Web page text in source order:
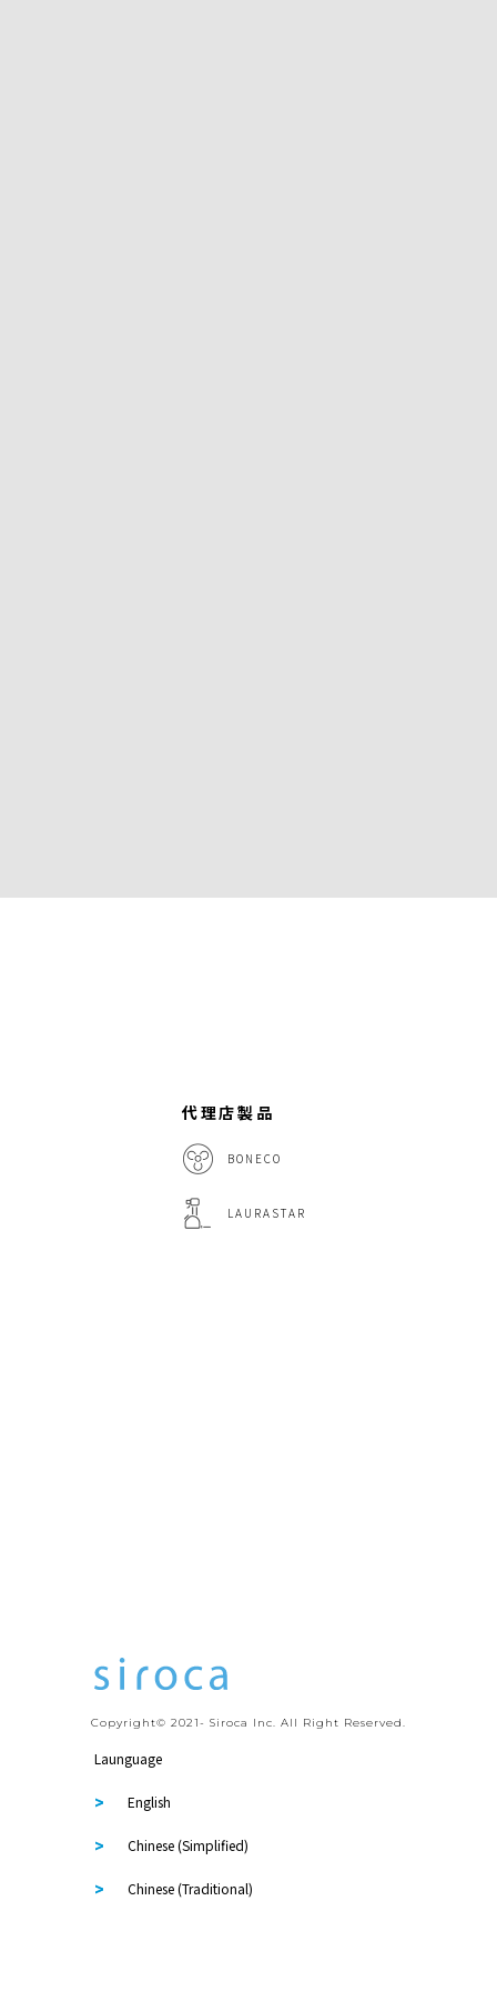
代理店製品
BONECO
LAURASTAR
Copyright© 2021- Siroca Inc. All Right Reserved.
Launguage
English
Chinese (Simplified)
Chinese (Traditional)